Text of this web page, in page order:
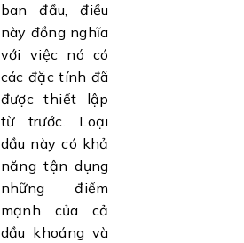
ban đầu, điều
này đồng nghĩa
với việc nó có
các đặc tính đã
được thiết lập
từ trước. Loại
dầu này có khả
năng tận dụng
những điểm
mạnh của cả
dầu khoáng và